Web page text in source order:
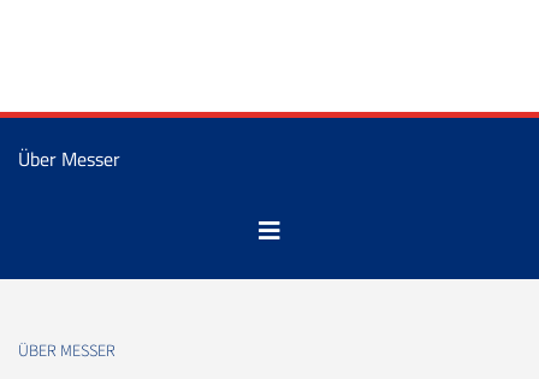
Über Messer
ÜBER MESSER